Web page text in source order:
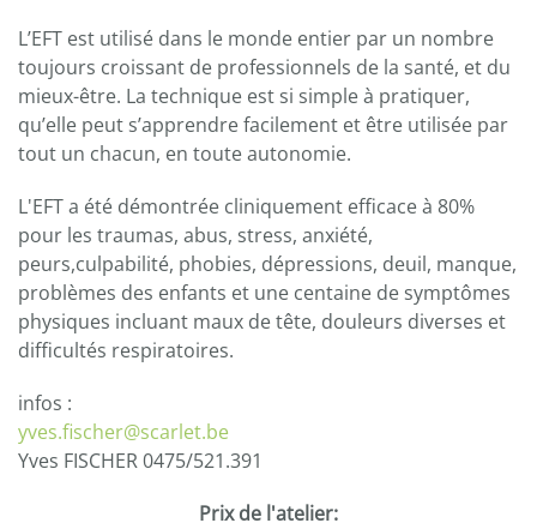
L’EFT est utilisé dans le monde entier par un nombre
toujours croissant de professionnels de la santé, et du
mieux-être. La technique est si simple à pratiquer,
qu’elle peut s’apprendre facilement et être utilisée par
tout un chacun, en toute autonomie.
L'EFT a été démontrée cliniquement efficace à 80%
pour les traumas, abus, stress, anxiété,
peurs,culpabilité, phobies, dépressions, deuil, manque,
problèmes des enfants et une centaine de symptômes
physiques incluant maux de tête, douleurs diverses et
difficultés respiratoires.
infos :
yves.fischer@scarlet.be
Yves FISCHER 0475/521.391
Prix de l'atelier: